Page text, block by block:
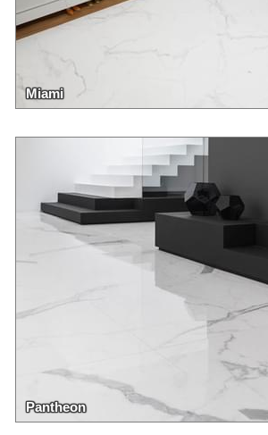
Miami
Pantheon